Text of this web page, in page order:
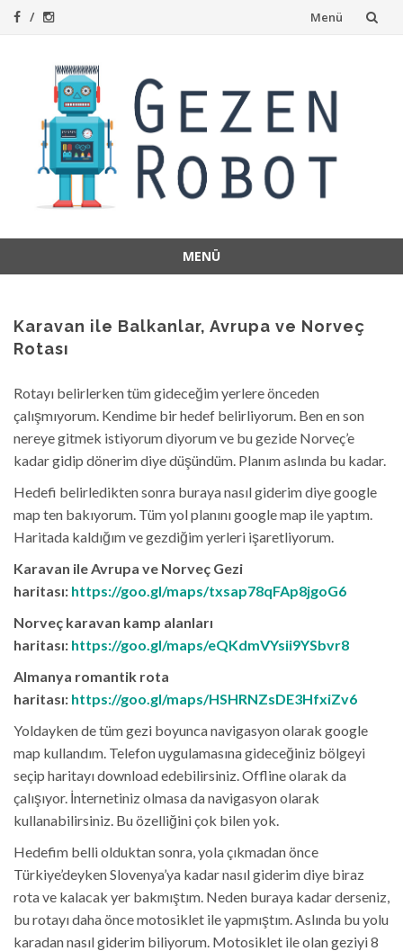
Menü
MENÜ
Karavan ile Balkanlar, Avrupa ve Norveç
Rotası
Rotayı belirlerken tüm gideceğim yerlere önceden
çalışmıyorum. Kendime bir hedef belirliyorum. Ben en son
nereye gitmek istiyorum diyorum ve bu gezide Norveç’e
kadar gidip dönerim diye düşündüm. Planım aslında bu kadar.
Hedefi belirledikten sonra buraya nasıl giderim diye google
map ten bakıyorum. Tüm yol planını google map ile yaptım.
Haritada kaldığım ve gezdiğim yerleri işaretliyorum.
Karavan ile Avrupa ve Norveç Gezi
haritası: https://goo.gl/maps/txsap78qFAp8jgoG6
Norveç karavan kamp alanları
haritası: https://goo.gl/maps/eQKdmVYsii9YSbvr8
Almanya romantik rota
haritası: https://goo.gl/maps/HSHRNZsDE3HfxiZv6
Yoldayken de tüm gezi boyunca navigasyon olarak google
map kullandım. Telefon uygulamasına gideceğiniz bölgeyi
seçip haritayı download edebilirsiniz. Offline olarak da
çalışıyor. İnternetiniz olmasa da navigasyon olarak
kullanabilirsiniz. Bu özelliğini çok bilen yok.
Hedefim belli olduktan sonra, yola çıkmadan önce
Türkiye’deyken Slovenya’ya kadar nasıl giderim diye biraz
rota ve kalacak yer bakmıştım. Neden buraya kadar derseniz,
bu rotayı daha önce motosiklet ile yapmıştım. Aslında bu yolu
karadan nasıl giderim biliyorum. Motosiklet ile olan geziyi 8